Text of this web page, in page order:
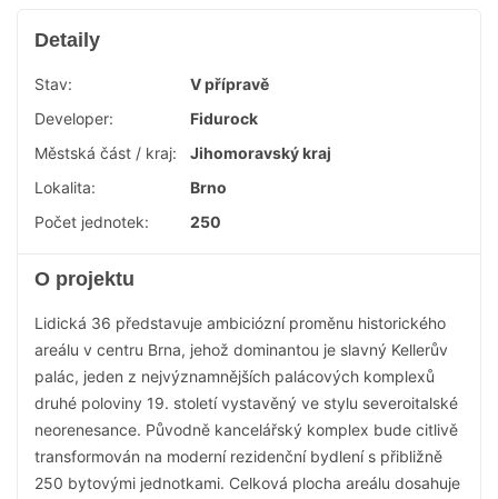
Detaily
Stav:
V přípravě
Developer:
Fidurock
Městská část / kraj:
Jihomoravský kraj
Lokalita:
Brno
Počet jednotek:
250
O projektu
Lidická 36 představuje ambiciózní proměnu historického
areálu v centru Brna, jehož dominantou je slavný Kellerův
palác, jeden z nejvýznamnějších palácových komplexů
druhé poloviny 19. století vystavěný ve stylu severoitalské
neorenesance. Původně kancelářský komplex bude citlivě
transformován na moderní rezidenční bydlení s přibližně
250 bytovými jednotkami. Celková plocha areálu dosahuje